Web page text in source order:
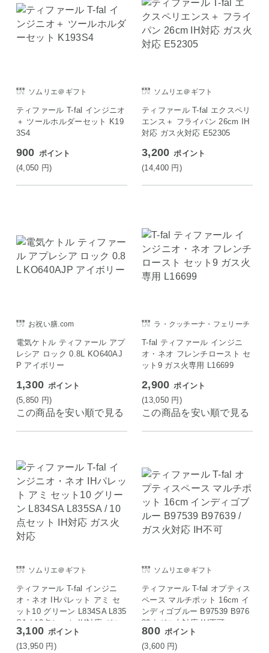
ソムリエ＠ギフト
ティファール T-fal インジニオ
＋ ツールホルダーセット K19
3S4
900 ポイント
(4,050 円)
ソムリエ＠ギフト
ティファール T-fal エクスペリ
エンス＋ フライパン 26cm IH
対応 ガス火対応 E52305
3,200 ポイント
(14,400 円 )
お祝い膳.com
電気ケトル ティファール アプ
レシア ロック 0.8L KO640AJ
P アイボリー
1,300 ポイント
(5,850 円)
この商品を安い順で見る
ラ・クッチーナ・フェリーチ
T-fal ティファール インジニ
オ・ネオ フレンチロースト セ
ット9 ガス火専用 L16699
2,900 ポイント
(13,050 円 )
この商品を安い順で見る
ソムリエ＠ギフト
ティファール T-fal インジニ
オ・ネオ IHパレット アミ セ
ット10 グリーン L834SA L835
SA / 10点セット IH対応 ガス
火対応
3,100 ポイント
(13,950 円 )
ソムリエ＠ギフト
ティファール T-fal オプティス
ペース マルチポット 16cm イ
ンディゴブルー B97539 B976
39 / ガス火対応 IH不可
800 ポイント
(3,600 円)